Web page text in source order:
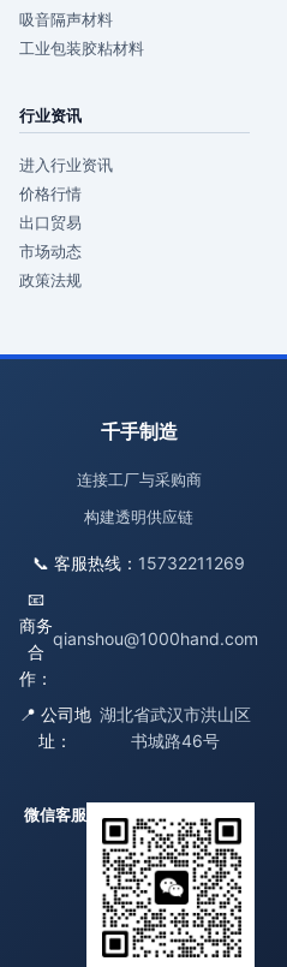
吸音隔声材料
工业包装胶粘材料
行业资讯
进入行业资讯
价格行情
出口贸易
市场动态
政策法规
千手制造
连接工厂与采购商
构建透明供应链
📞 客服热线： 15732211269
📧
商务
合
作：
qianshou@1000hand.com
📍 公司地
址：
湖北省武汉市洪山区
书城路46号
微信客服